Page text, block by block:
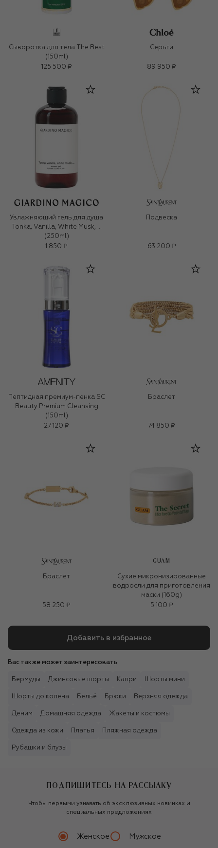
Сыворотка для тела The Best
(150ml)
125 500 ₽
Серьги
89 950 ₽
Увлажняющий гель для душа
Tonka, Vanilla, White Musk, …
(250ml)
1 850 ₽
Подвеска
63 200 ₽
Пептидная премиум-пенка SC
Beauty Premium Cleansing
(150ml)
27 120 ₽
Браслет
74 850 ₽
Браслет
58 250 ₽
GUAM
Сухие микронизированные
водросли для приготовления
маски (160g)
5 100 ₽
Добавить в избранное
Вас также может заинтересовать
Бермуды Джинсовые шорты Капри Шорты мини
Шорты до колена Бельё Брюки Верхняя одежда
Деним Домашняя одежда Жакеты и костюмы
Одежда из кожи Платья Пляжная одежда
Рубашки и блузы
ПОДПИШИТЕСЬ НА РАССЫЛКУ
Чтобы первыми узнавать об эксклюзивных новинках и
специальных предложениях
Женское Мужское